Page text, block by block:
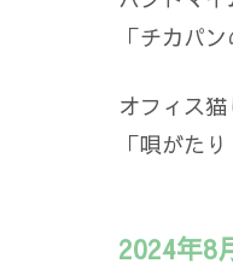
「チカパ
オフィス猫
「唄がた
2024年8